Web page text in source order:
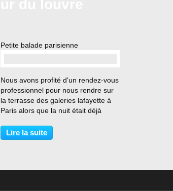
Petite balade parisienne
Nous avons profité d'un rendez-vous
professionnel pour nous rendre sur
la terrasse des galeries lafayette à
Paris alors que la nuit était déjà
nous sommes rendus dans la cour
du Louvre et avons profité d'un beau
Lire la suite